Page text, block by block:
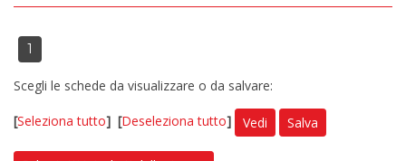
1
Scegli le schede da visualizzare o da salvare:
[Seleziona tutto] [Deseleziona tutto] Vedi Salva